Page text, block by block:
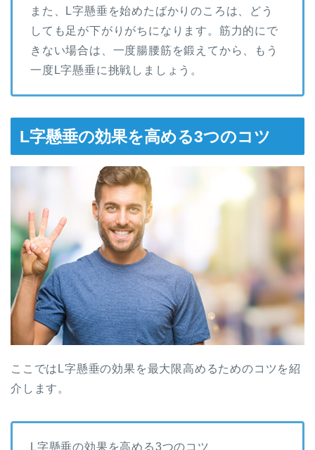
また、L字懸垂を始めたばかりのころは、どう
しても足が下がりがちになります。筋力的にで
きない場合は、一度腸腰筋を鍛えてから、もう
一度L字懸垂に挑戦しましょう。
L字懸垂の効果を高める3つのコツ
ここではL字懸垂の効果を最大限高めるためのコツを紹
介します。
L字懸垂の効果を高める3つのコツ